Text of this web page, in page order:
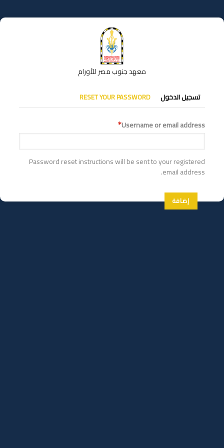
إلى
المحتوى
معهد جنوب مصر للأورام
التبويبات
الأساسية
تسجيل الدخول RESET YOUR PASSWORD
Username or email address
Password reset instructions will be sent to your registered
email address.